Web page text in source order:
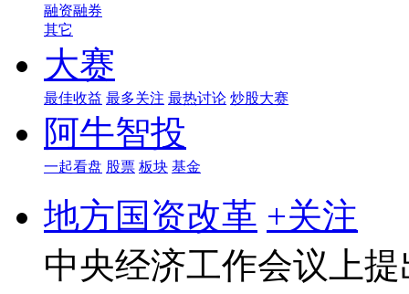
融资融券
其它
大赛
最佳收益 最多关注 最热讨论 炒股大赛
阿牛智投
一起看盘 股票 板块 基金
地方国资改革 +关注
中央经济工作会议上